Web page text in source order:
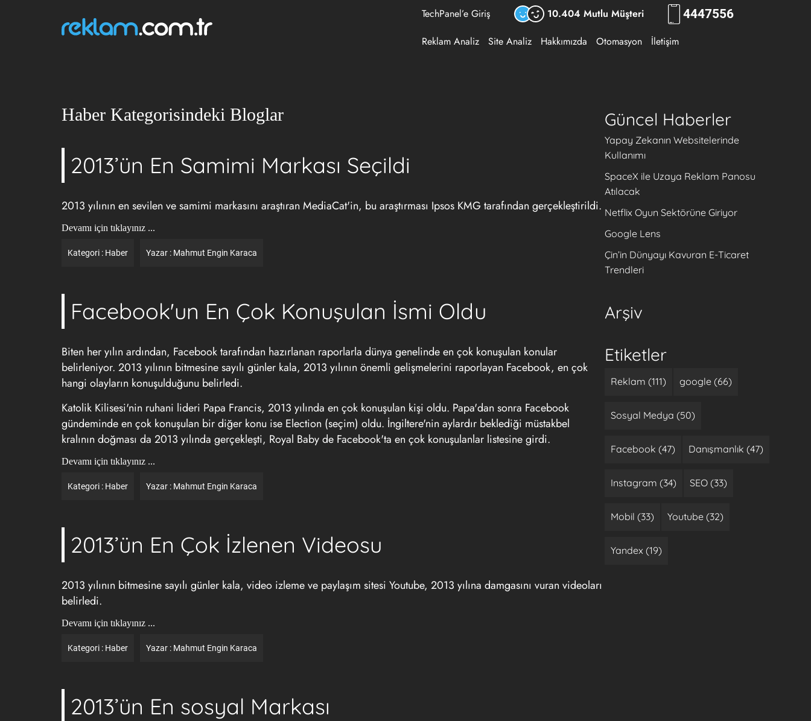
TechPanel’e Giriş 10.404 Mutlu Müşteri 444RKLM
Reklam Analiz Site Analiz Hakkımızda Otomasyon İletişim
Haber Kategorisindeki Bloglar
2013’ün En Samimi Markası Seçildi
2013 yılının en sevilen ve samimi markasını araştıran MediaCat'in, bu araştırması Ipsos KMG tarafından gerçekleştirildi.
Devamı için tıklayınız ...
Kategori : Haber Yazar : Mahmut Engin Karaca
Facebook'un En Çok Konuşulan İsmi Oldu
Biten her yılın ardından, Facebook tarafından hazırlanan raporlarla dünya genelinde en çok konuşulan konular
belirleniyor. 2013 yılının bitmesine sayılı günler kala, 2013 yılının önemli gelişmelerini raporlayan Facebook, en çok
hangi olayların konuşulduğunu belirledi.
Katolik Kilisesi'nin ruhani lideri Papa Francis, 2013 yılında en çok konuşulan kişi oldu. Papa'dan sonra Facebook
gündeminde en çok konuşulan bir diğer konu ise Election (seçim) oldu. İngiltere'nin aylardır beklediği müstakbel
kralının doğması da 2013 yılında gerçekleşti, Royal Baby de Facebook'ta en çok konuşulanlar listesine girdi.
Devamı için tıklayınız ...
Kategori : Haber Yazar : Mahmut Engin Karaca
2013’ün En Çok İzlenen Videosu
2013 yılının bitmesine sayılı günler kala, video izleme ve paylaşım sitesi Youtube, 2013 yılına damgasını vuran videoları
belirledi.
Devamı için tıklayınız ...
Kategori : Haber Yazar : Mahmut Engin Karaca
2013’ün En sosyal Markası
Güncel Haberler
Yapay Zekanın Websitelerinde
Kullanımı
SpaceX ile Uzaya Reklam Panosu
Atılacak
Netflix Oyun Sektörüne Giriyor
Google Lens
Çin’in Dünyayı Kavuran E-Ticaret
Trendleri
Arşiv
Etiketler
Reklam (111) google (66)
Sosyal Medya (50)
Facebook (47) Danışmanlık (47)
Instagram (34) SEO (33)
Mobil (33) Youtube (32)
Yandex (19)